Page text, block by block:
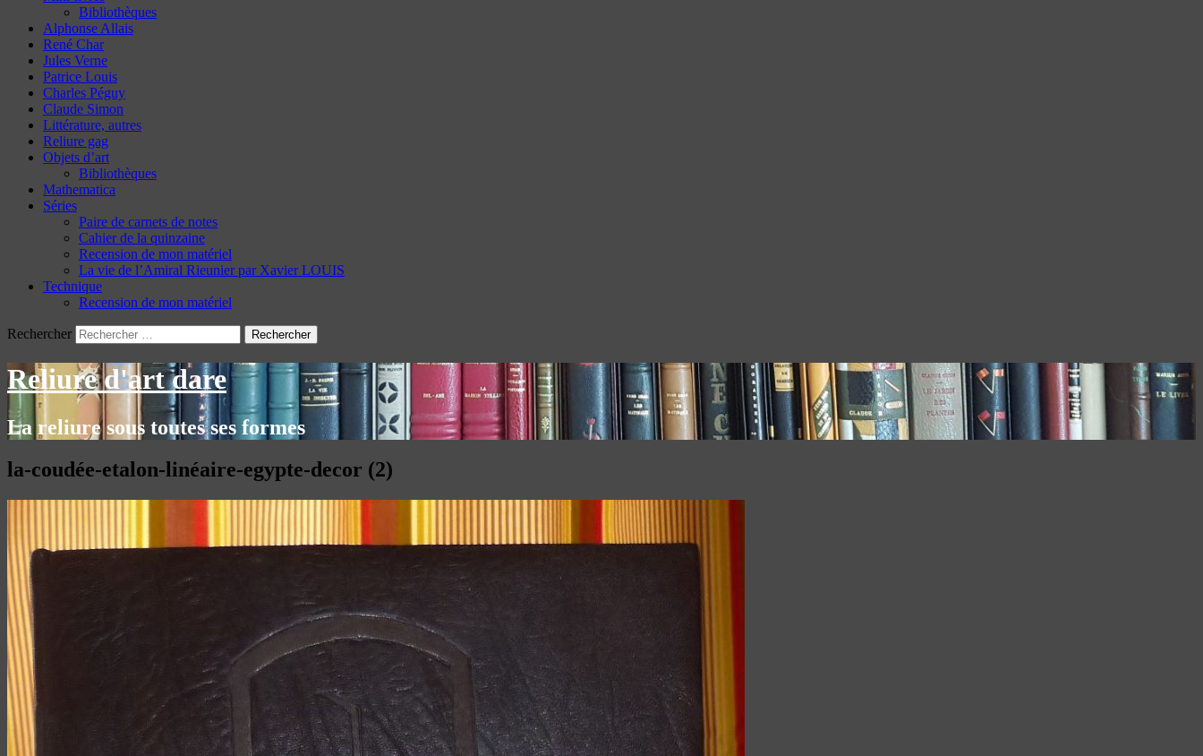
Bibliothèques
Alphonse Allais
René Char
Jules Verne
Patrice Louis
Charles Péguy
Claude Simon
Littérature, autres
Reliure gag
Objets d’art
Bibliothèques
Mathematica
Séries
Paire de carnets de notes
Cahier de la quinzaine
Recension de mon matériel
La vie de l’Amiral Rieunier par Xavier LOUIS
Technique
Recension de mon matériel
Rechercher
Reliure d'art dare
La reliure sous toutes ses formes
la-coudée-etalon-linéaire-egypte-decor (2)